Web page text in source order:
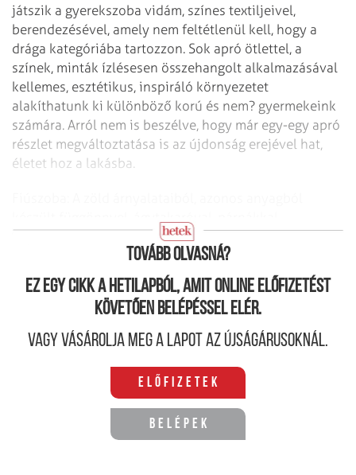
játszik a gyerekszoba vidám, színes textiljeivel,
berendezésével, amely nem feltétlenül kell, hogy a
drága kategóriába tartozzon. Sok apró ötlettel, a
színek, minták ízlésesen összehangolt alkalmazásával
kellemes, esztétikus, inspiráló környezetet
alakíthatunk ki különböző korú és nem? gyermekeink
számára. Arról nem is beszélve, hogy már egy-egy apró
részlet megváltoztatása is az újdonság erejével hat,
életet hoz a lakásba.
Tovább olvasná?
Ez egy cikk a hetilapból, amit online előfizetést
követően belépéssel elér.
Vagy vásárolja meg a lapot az újságárusoknál.
Előfizetek
Belépek